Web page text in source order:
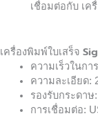
เชื่อมต่อกับ เค
เครื่องพิมพ์ใบเสร็จ
ความเร็วในก
ความละเอียด:
รองรับกระดา
การเชื่อมต่อ: